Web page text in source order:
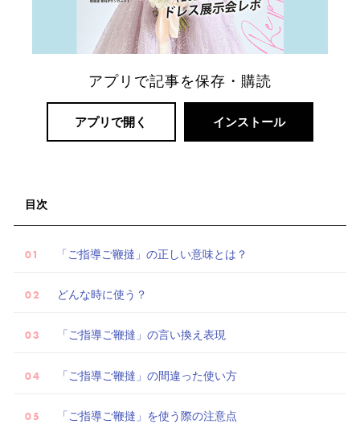
アプリで記事を保存・購読
アプリで開く インストール
目次
「ご指導ご鞭撻」の正しい意味とは？
どんな時に使う？
「ご指導ご鞭撻」の言い換え表現
「ご指導ご鞭撻」の間違った使い方
「ご指導ご鞭撻」を使う際の注意点
リ
ゾ
ト
婚